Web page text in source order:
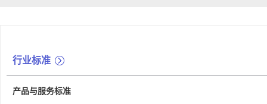
行业标准
产品与服务标准